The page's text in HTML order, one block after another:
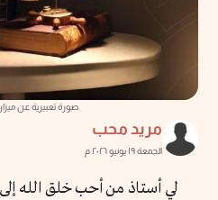
صورة تعبيرية عن ميزان
مريد محب
الجمعة ١٩ يونيو ٢٠٢٦ م
لي أستاذ من أحب خلق الله